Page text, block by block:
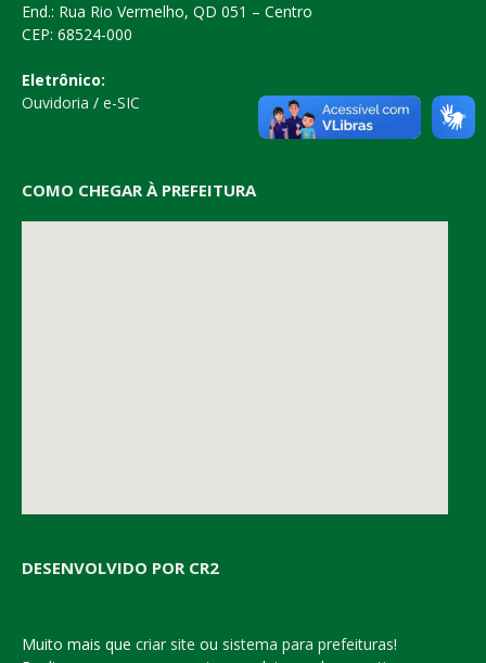
End.: Rua Rio Vermelho, QD 051 – Centro
CEP: 68524-000
Eletrônico:
Ouvidoria / e-SIC
COMO CHEGAR À PREFEITURA
DESENVOLVIDO POR CR2
Muito mais que criar site ou sistema para prefeituras!